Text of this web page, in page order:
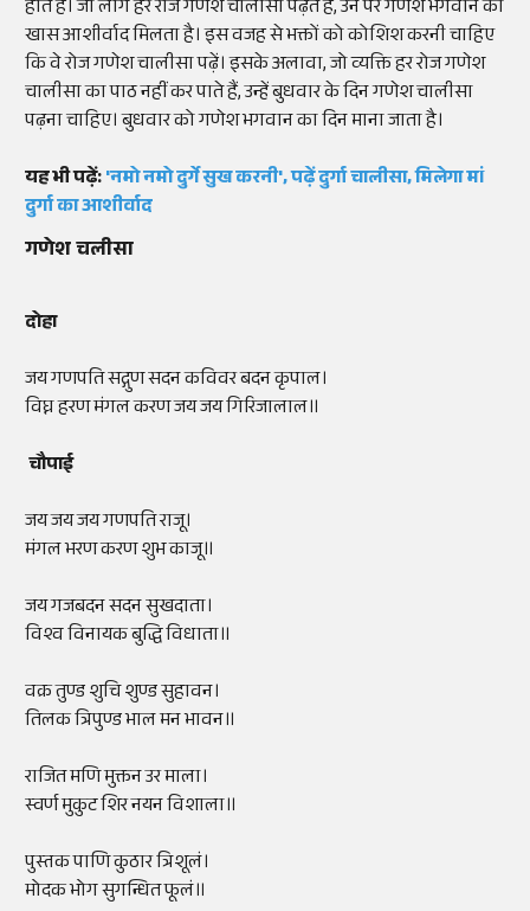
होते हैं। जो लोग हर रोज गणेश चालीसा पढ़ते हैं, उन पर गणेश भगवान का
खास आशीर्वाद मिलता है। इस वजह से भक्तों को कोशिश करनी चाहिए
कि वे रोज गणेश चालीसा पढ़ें। इसके अलावा, जो व्यक्ति हर रोज गणेश
चालीसा का पाठ नहीं कर पाते हैं, उन्हें बुधवार के दिन गणेश चालीसा
पढ़ना चाहिए। बुधवार को गणेश भगवान का दिन माना जाता है।
यह भी पढ़ें:'नमो नमो दुर्गे सुख करनी', पढ़ें दुर्गा चालीसा, मिलेगा मां
दुर्गा का आशीर्वाद
गणेश चलीसा
दोहा
जय गणपति सद्गुण सदन कविवर बदन कृपाल।
विघ्न हरण मंगल करण जय जय गिरिजालाल॥
चौपाई
जय जय जय गणपति राजू।
मंगल भरण करण शुभ काजू॥
जय गजबदन सदन सुखदाता।
विश्व विनायक बुद्धि विधाता॥
वक्र तुण्ड शुचि शुण्ड सुहावन।
तिलक त्रिपुण्ड भाल मन भावन॥
राजित मणि मुक्तन उर माला।
स्वर्ण मुकुट शिर नयन विशाला॥
पुस्तक पाणि कुठार त्रिशूलं।
मोदक भोग सुगन्धित फूलं॥